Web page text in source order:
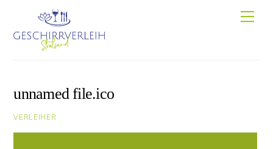
content
unnamed file.ico
VERLEIHER